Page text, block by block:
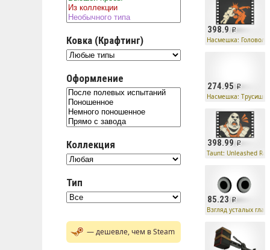
Ковка (Крафтинг)
Оформление
Коллекция
Тип
— дешевле, чем в Steam
398.9
Насмешка:
274.95
Насмешка:
398.99
Taunt: Unleashed
85.23
Взгляд усталых глаз